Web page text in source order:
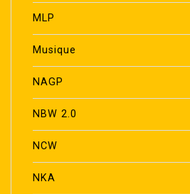
MLP
Musique
NAGP
NBW 2.0
NCW
NKA